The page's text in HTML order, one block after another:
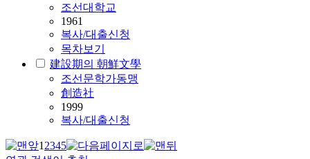
조선대학교
1961
복사/대출신청
목차보기
建設期의 朝鮮文學
조선문학가동맹
創造社
1999
복사/대출신청
12345